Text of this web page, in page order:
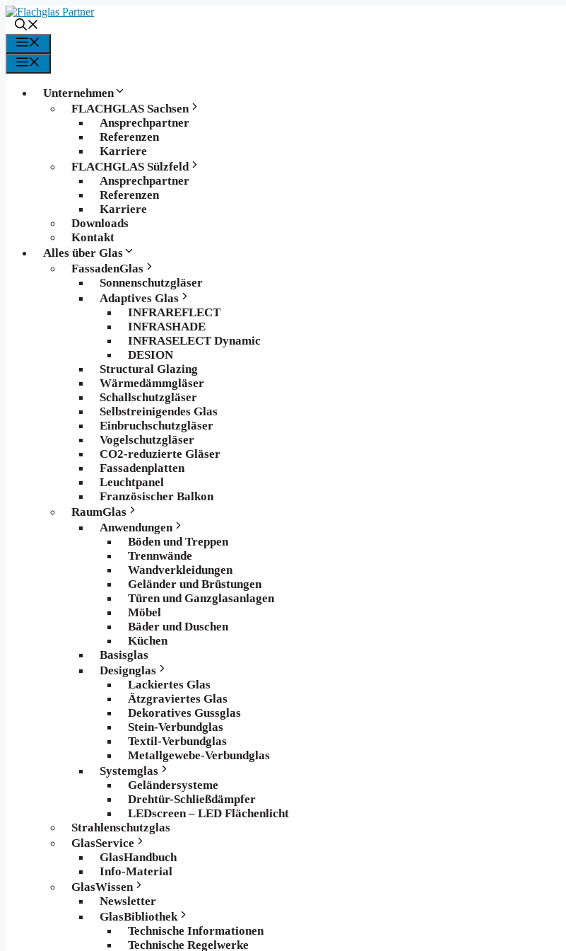
Zum
Inhalt
springen
Unternehmen
FLACHGLAS Sachsen
Ansprechpartner
Referenzen
Karriere
FLACHGLAS Sülzfeld
Ansprechpartner
Referenzen
Karriere
Downloads
Kontakt
Alles über Glas
FassadenGlas
Sonnenschutzgläser
Adaptives Glas
INFRAREFLECT
INFRASHADE
INFRASELECT Dynamic
DESION
Structural Glazing
Wärmedämmgläser
Schallschutzgläser
Selbstreinigendes Glas
Einbruchschutzgläser
Vogelschutzgläser
CO2-reduzierte Gläser
Fassadenplatten
Leuchtpanel
Französischer Balkon
RaumGlas
Anwendungen
Böden und Treppen
Trennwände
Wandverkleidungen
Geländer und Brüstungen
Türen und Ganzglasanlagen
Möbel
Bäder und Duschen
Küchen
Basisglas
Designglas
Lackiertes Glas
Ätzgraviertes Glas
Dekoratives Gussglas
Stein-Verbundglas
Textil-Verbundglas
Metallgewebe-Verbundglas
Systemglas
Geländersysteme
Drehtür-Schließdämpfer
LEDscreen – LED Flächenlicht
Strahlenschutzglas
GlasService
GlasHandbuch
Info-Material
GlasWissen
Newsletter
GlasBibliothek
Technische Informationen
Technische Regelwerke